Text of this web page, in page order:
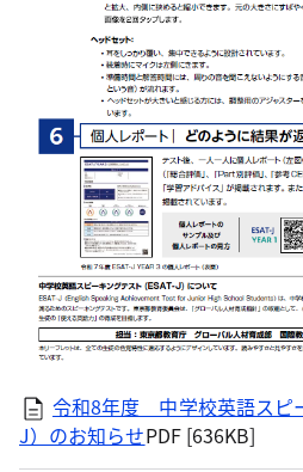
令和8年度 中学校英語スピ
J）のお知らせPDF [636KB]